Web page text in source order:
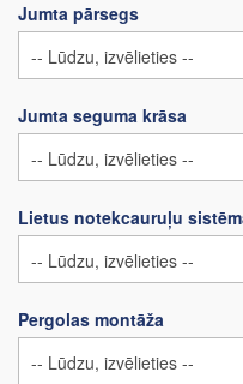
Jumta pārsegs
Jumta seguma krāsa
Lietus notekcauruļu
Pergolas montāža